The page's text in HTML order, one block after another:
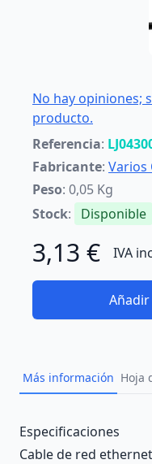
No hay opiniones;
producto.
Referencia:
Fabricante: Varios
Peso: 0,05 Kg
Stock: Disponible
3,13 € IVA
Más información Hoja
Description
Especificaciones
Cable de red